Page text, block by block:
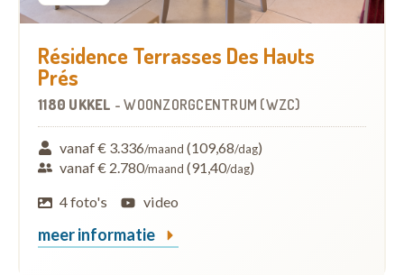
Résidence Terrasses Des Hauts
Prés
1180 UKKEL -WOONZORGCENTRUM (WZC)
vanaf € 3.336/maand (109,68/dag)
vanaf € 2.780/maand (91,40/dag)
4 foto's
video
meer informatie